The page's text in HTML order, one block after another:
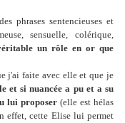
phrases sentencieuses et
sensuelle, colérique,
un rôle en or que
j'ai faite avec elle et que je
et si nuancée a pu et a su
lui proposer (elle est hélas
effet, cette Elise lui permet